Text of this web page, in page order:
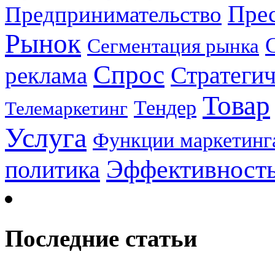
Предпринимательство
Рынок Сегментация рынка
реклама Спрос
Телемаркетинг Тендер Товар
Услуга Функции
политика
Последние статьи